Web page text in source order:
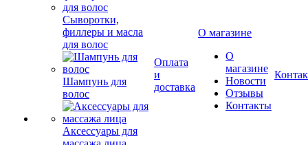
Сыворотки,
филлеры и масла
для волос
Шампунь для
волос
Аксессуары для
Оплата
и
доставка
О магазине
О
магазине
Новости
Отзывы
Контакты